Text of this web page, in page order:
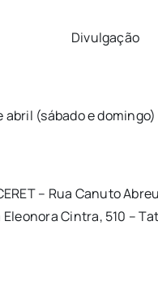
Divulgação
abril (sábado e
– Rua Canuto
Eleonora Cintra, 510 –